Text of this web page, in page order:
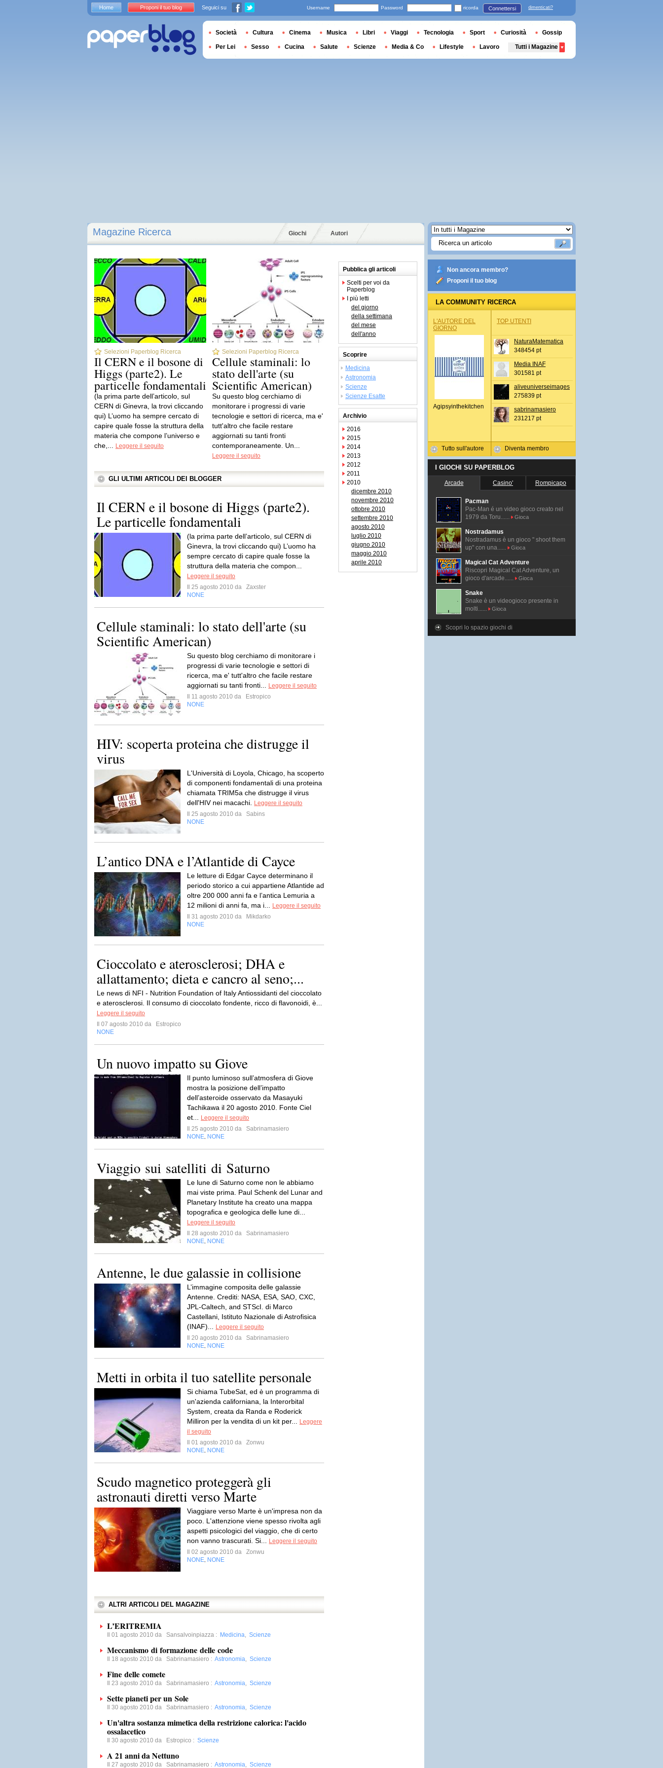
Magazine Ricerca Giochi Autori
Selezioni Paperblog Ricerca
Il CERN e il bosone di
Higgs (parte2). Le
particelle fondamentali
(la prima parte dell’articolo, sul
CERN di Ginevra, la trovi cliccando
qui) L’uomo ha sempre cercato di
capire quale fosse la struttura della
materia che compone l’universo e
che,...
Leggere il seguito
Selezioni Paperblog Ricerca
Cellule staminali: lo
stato dell'arte (su
Scientific American)
Su questo blog cerchiamo di
monitorare i progressi di varie
tecnologie e settori di ricerca, ma e'
tutt'altro che facile restare
aggiornati su tanti fronti
contemporaneamente. Un...
Leggere il seguito
GLI ULTIMI ARTICOLI DEI BLOGGER
Il CERN e il bosone di Higgs (parte2).
Le particelle fondamentali
(la prima parte dell’articolo, sul CERN di
Ginevra, la trovi cliccando qui) L’uomo ha
sempre cercato di capire quale fosse la
struttura della materia che compon...
Leggere il seguito
Il 25 agosto 2010 da
Zaxster
NONE
Cellule staminali: lo stato dell'arte (su
Scientific American)
Su questo blog cerchiamo di monitorare i
progressi di varie tecnologie e settori di
ricerca, ma e' tutt'altro che facile restare
aggiornati su tanti fronti...
Leggere il seguito
Il 11 agosto 2010 da
Estropico
NONE
HIV: scoperta proteina che distrugge il
virus
L'Università di Loyola, Chicago, ha scoperto
di componenti fondamentali di una proteina
chiamata TRIM5a che distrugge il virus
dell'HIV nei macachi.
Leggere il seguito
Il 25 agosto 2010 da
Sabins
NONE
L’antico DNA e l’Atlantide di Cayce
Le letture di Edgar Cayce determinano il
periodo storico a cui appartiene Atlantide ad
oltre 200 000 anni fa e l’antica Lemuria a
12 milioni di anni fa, ma i...
Leggere il seguito
Il 31 agosto 2010 da
Mikdarko
NONE
Cioccolato e aterosclerosi; DHA e
allattamento; dieta e cancro al seno;...
Le news di NFI - Nutrition Foundation of Italy Antiossidanti del cioccolato
e aterosclerosi. Il consumo di cioccolato fondente, ricco di flavonoidi, è...
Leggere il seguito
Il 07 agosto 2010 da
Estropico
NONE
Un nuovo impatto su Giove
Il punto luminoso sull’atmosfera di Giove
mostra la posizione dell’impatto
dell’asteroide osservato da Masayuki
Tachikawa il 20 agosto 2010. Fonte Ciel
et...
Leggere il seguito
Il 25 agosto 2010 da
Sabrinamasiero
NONE NONE
Viaggio sui satelliti di Saturno
Le lune di Saturno come non le abbiamo
mai viste prima. Paul Schenk del Lunar and
Planetary Institute ha creato una mappa
topografica e geologica delle lune di...
Leggere il seguito
Il 28 agosto 2010 da
Sabrinamasiero
NONE NONE
Antenne, le due galassie in collisione
L’immagine composita delle galassie
Antenne. Crediti: NASA, ESA, SAO, CXC,
JPL-Caltech, and STScI. di Marco
Castellani, Istituto Nazionale di Astrofisica
(INAF)...
Leggere il seguito
Il 20 agosto 2010 da
Sabrinamasiero
NONE NONE
Metti in orbita il tuo satellite personale
Si chiama TubeSat, ed è un programma di
un'azienda californiana, la Interorbital
System, creata da Randa e Roderick
Milliron per la vendita di un kit per...
Leggere
il seguito
Il 01 agosto 2010 da
Zonwu
NONE NONE
Scudo magnetico proteggerà gli
astronauti diretti verso Marte
Viaggiare verso Marte è un'impresa non da
poco. L'attenzione viene spesso rivolta agli
aspetti psicologici del viaggio, che di certo
non vanno trascurati. Si...
Leggere il seguito
Il 02 agosto 2010 da
Zonwu
NONE NONE
ALTRI ARTICOLI DEL MAGAZINE
L’ERITREMIA
Il 01 agosto 2010 da Sansalvoinpiazza : Medicina, Scienze
Meccanismo di formazione delle code
Il 18 agosto 2010 da Sabrinamasiero : Astronomia, Scienze
Fine delle comete
Il 23 agosto 2010 da Sabrinamasiero : Astronomia, Scienze
Sette pianeti per un Sole
Il 30 agosto 2010 da Sabrinamasiero : Astronomia, Scienze
Un'altra sostanza mimetica della restrizione calorica: l'acido
ossalacetico
Il 30 agosto 2010 da Estropico : Scienze
A 21 anni da Nettuno
Il 27 agosto 2010 da Sabrinamasiero : Astronomia, Scienze
Pubblica gli articoli
Scelti per voi da
Paperblog
I più letti
del giorno
della settimana
del mese
dell'anno
Scoprire
Medicina
Astronomia
Scienze
Scienze Esatte
Archivio
2016
2015
2014
2013
2012
2011
2010
dicembre 2010
novembre 2010
ottobre 2010
settembre 2010
agosto 2010
luglio 2010
giugno 2010
maggio 2010
aprile 2010
Non ancora membro?
Proponi il tuo blog
LA COMMUNITY RICERCA
L'AUTORE DEL
GIORNO
Agipsyinthekitchen
Tutto sull'autore
TOP UTENTI
NaturaMatematica
348454 pt
Media INAF
301581 pt
aliveuniverseimages
275839 pt
sabrinamasiero
231217 pt
Diventa membro
I GIOCHI SU PAPERBLOG
Arcade Casino' Rompicapo
Pacman
Pac-Man é un video gioco creato nel
1979 da Toru......
Gioca
Nostradamus
Nostradamus è un gioco " shoot them
up" con una......
Gioca
Magical Cat Adventure
Riscopri Magical Cat Adventure, un
gioco d'arcade......
Gioca
Snake
Snake è un videogioco presente in
molti......
Gioca
Scopri lo spazio giochi di
Home Proponi il tuo blog Seguici su Username Password ricorda Connettersi dimenticati?
Società Cultura Cinema Musica Libri Viaggi Tecnologia Sport Curiosità Gossip
Per Lei Sesso Cucina Salute Scienze Media & Co Lifestyle Lavoro Tutti i Magazine